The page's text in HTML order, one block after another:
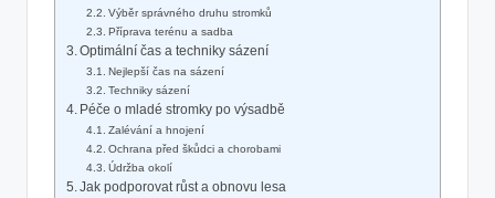
Výběr správného druhu stromků
Příprava terénu a sadba
Optimální čas a techniky sázení
Nejlepší čas na sázení
Techniky sázení
Péče o mladé stromky po výsadbě
Zalévání a hnojení
Ochrana před škůdci a chorobami
Údržba okolí
Jak podporovat růst a obnovu lesa